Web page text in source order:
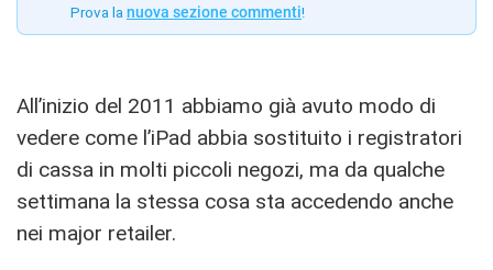
Prova la nuova sezione commenti!
All’inizio del 2011 abbiamo già avuto modo di
vedere come l’iPad abbia sostituito i registratori
di cassa in molti piccoli negozi, ma da qualche
settimana la stessa cosa sta accedendo anche
nei major retailer.